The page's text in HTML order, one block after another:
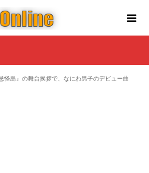
怪島』の舞台挨拶で、なにわ男子のデビュー曲